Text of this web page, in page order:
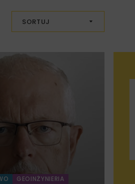
SORTUJ
GEOINŻYNIERIA